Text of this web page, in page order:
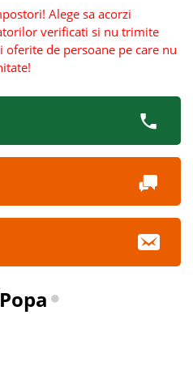
Alege sa acorzi
verificati si nu trimite
de persoane pe care nu